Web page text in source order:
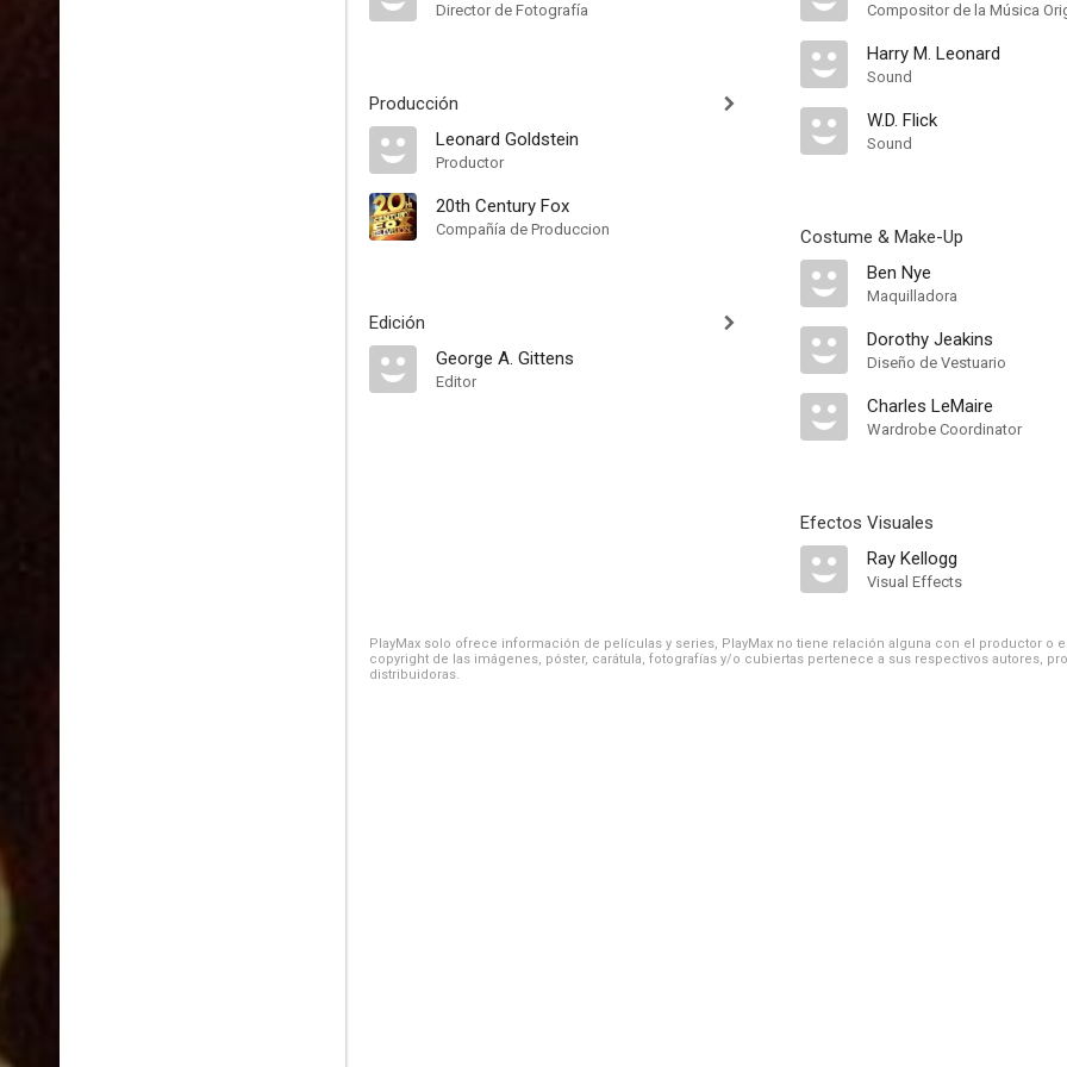
Director de Fotografía
Producción
Leonard Goldstein
Productor
20th Century Fox
Compañía de Produccion
Edición
George A. Gittens
Editor
Compositor de la Música
Harry M. Leonard
Sound
W.D. Flick
Sound
Costume & Make-Up
Ben Nye
Maquilladora
Dorothy Jeakins
Diseño de Vestuario
Charles LeMaire
Wardrobe Coordinator
Efectos Visuales
Ray Kellogg
Visual Effects
PlayMax solo ofrece información de películas y series, PlayMax no tiene relación alguna con el productor o
copyright de las imágenes, póster, carátula, fotografías y/o cubiertas pertenece a sus respectivos autores,
distribuidoras.